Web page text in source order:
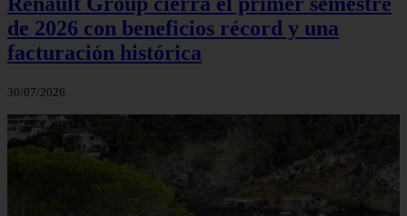
de 2026 con beneficios récord y una
facturación histórica
30/07/2026